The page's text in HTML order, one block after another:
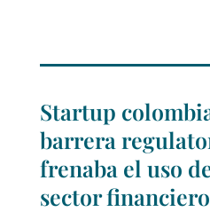
Startup
barrera
frenaba el uso
sector financiero